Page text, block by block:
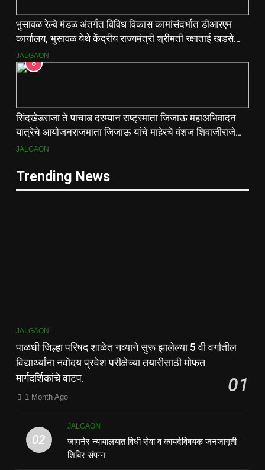
भुसावळ रेल्वे मंडळ अंतर्गत विविध विकास कामांसंदर्भात डीआरएम
कार्यालय, भुसावळ येथे केंद्रीय राज्यमंत्री श्रीमती रक्षाताई खडसे
यांनी आढावा बैठक घेतली…
JALGAON
8
सिंदखेडराजा ते पाचाड दरम्यान राष्ट्रमाता जिजाऊ महाअभिवादन
यात्रेचे आयोजनराजमाता जिजाऊ यांचे माहेरचे वंशज शिवाजीराजे
जाधव यांच्या मार्गदर्शनाखाली ऐतिहासिक यात्रा
JALGAON
Trending News
JALGAON
पाळधी जिल्हा परिषद शाळेत नव्याने सुरू झालेल्या 5 वी वर्गातील
विद्यार्थ्यांना नवोदय प्रवेश परीक्षेच्या तयारीसाठी मोफत
मार्गदर्शिकांचे वाटप.
01
1 Month Ago
02
JALGAON
जामनेर न्यायालयात विधी सेवा व कायदेविषयक जनजागृती
शिबिर संपन्न